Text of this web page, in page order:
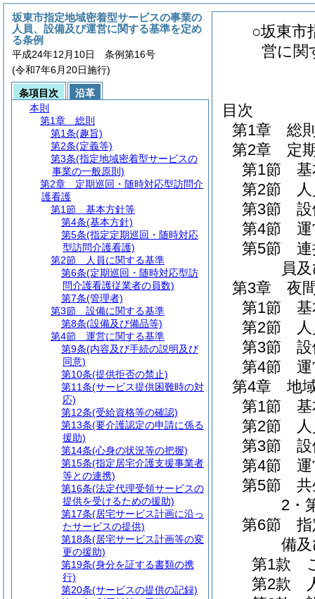
○坂東市
営に関
目次
第1章
総
第2章
定
第1節
第2節
第3節
第4節
第5節
員
第3章
夜
第1節
第2節
第3節
第4節
第4章
地
第1節
第2節
第3節
第4節
第5節
2・
第6節
備
第1款
第2款
坂東市指定地域密着型サービスの事業の
人員、設備及び運営に関する基準を定め
る条例
平成24年12月10日 条例第16号
(令和7年6月20日施行)
条項目次
沿革
本則
第1章
総則
第1条(趣旨)
第2条(定義等)
第3条(指定地域密着型サービスの
事業の一般原則)
第2章
定期巡回・随時対応型訪問介
護看護
第1節
基本方針等
第4条(基本方針)
第5条(指定定期巡回・随時対応
型訪問介護看護)
第2節
人員に関する基準
第6条(定期巡回・随時対応型訪
問介護看護従業者の員数)
第7条(管理者)
第3節
設備に関する基準
第8条(設備及び備品等)
第4節
運営に関する基準
第9条(内容及び手続の説明及び
同意)
第10条(提供拒否の禁止)
第11条(サービス提供困難時の対
応)
第12条(受給資格等の確認)
第13条(要介護認定の申請に係る
援助)
第14条(心身の状況等の把握)
第15条(指定居宅介護支援事業者
等との連携)
第16条(法定代理受領サービスの
提供を受けるための援助)
第17条(居宅サービス計画に沿っ
たサービスの提供)
第18条(居宅サービス計画等の変
更の援助)
第19条(身分を証する書類の携
行)
第20条(サービスの提供の記録)